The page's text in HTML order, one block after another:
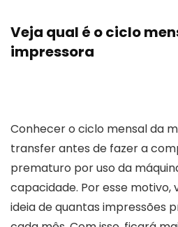
Veja qual é o ciclo
impressora
Conhecer o ciclo mensal da
transfer antes de fazer a
prematuro por uso da
capacidade. Por esse motivo,
ideia de quantas impressões